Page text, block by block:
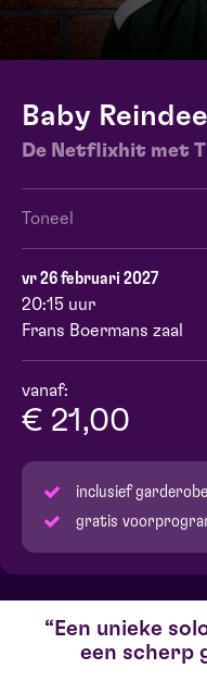
Baby
De Netflixhit met
Toneel
vr 26 februari 2027
20:15 uur
Frans Boermans zaal
vanaf:
€ 21,00
inclusief
gratis
Een unieke
een scherp